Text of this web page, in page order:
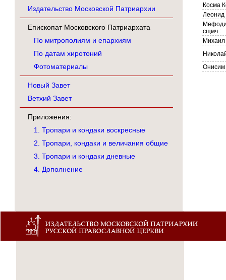
Издательство Московской Патриархии
Епископат Московского Патриархата
По митрополиям и епархиям
По датам хиротоний
Фотоматериалы
Новый Завет
Ветхий Завет
Приложения:
1. Тропари и кондаки воскресные
2. Тропари, кондаки и величания общие
3. Тропари и кондаки дневные
4. Дополнение
Косма
Леонид
сщмч.:
Михаил
Онисим